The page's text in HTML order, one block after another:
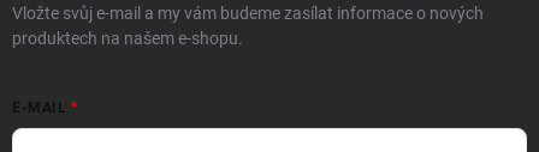
Vložte svůj e-mail a my vám budeme zasílat informace o nových
produktech na našem e-shopu.
E-MAIL